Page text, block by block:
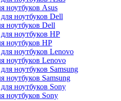
ноутбуков Asus
ноутбуков Dell
ноутбуков HP
ноутбуков Lenovo
ноутбуков Samsung
ноутбуков Sony